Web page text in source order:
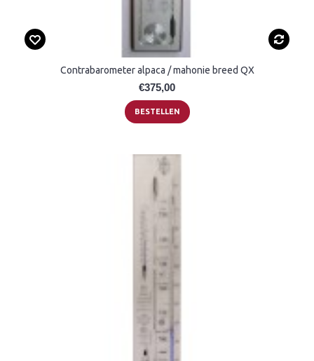
Contrabarometer alpaca / mahonie breed QX
€375,00
BESTELLEN